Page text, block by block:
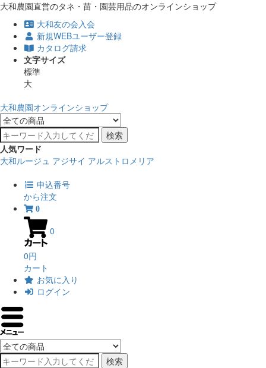
大和農園直営のタネ・苗・園芸用品のオンラインショップ
大和友の会入会
新規WEBユーザー登録
カタログ請求
文字サイズ
標準
大
大和農園オンラインショップ
検索
人気ワード
大和ルージュ アジサイ アルストロメリア
申込番号
から注文
0
0
0円
カート
お気に入り
ログイン
検索